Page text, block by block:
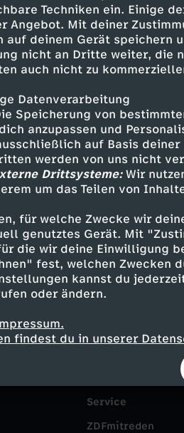
Techniken ein. Einige
Angebot. Mit deiner
auf deinem Gerät speichern
nicht an Dritte weiter, die
auch nicht zu
Datenverarbeitung
Speicherung von
anzupassen und
auf Basis deiner
werden von uns nicht
Drittsysteme:Wir
um das Teilen von
für welche Zwecke wir
genutztes Gerät. Mit
die wir deine Einwilligung
fest, welchen Zwecken
kannst du
oder ändern.
findest du in unserer
Inhalte entdecken
Reportage
Service
ZDFmitreden